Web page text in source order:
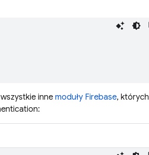
innemoduły Firebase, których
: